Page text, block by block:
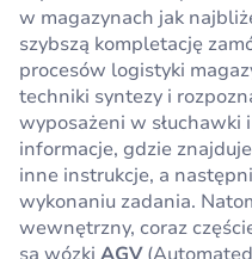
w magazynach jak
szybszą kompletację
procesów logistyki
techniki syntezy i
wyposażeni w słuchawki
informacje, gdzie
inne instrukcje, a
wykonaniu zadania.
wewnętrzny, coraz